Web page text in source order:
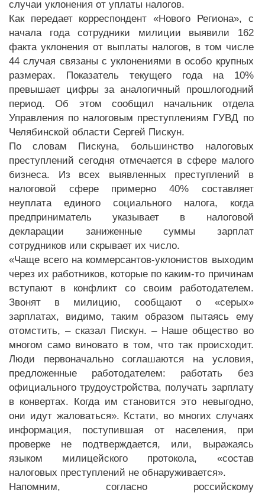
случаи уклонения от уплаты налогов.
Как передает корреспондент «Нового Региона», с
начала года сотрудники милиции выявили 162
факта уклонения от выплаты налогов, в том числе
44 случая связаны с уклонениями в особо крупных
размерах. Показатель текущего года на 10%
превышает цифры за аналогичный прошлогодний
период. Об этом сообщил начальник отдела
Управления по налоговым преступлениям ГУВД по
Челябинской области Сергей Пискун.
По словам Пискуна, большинство налоговых
преступлений сегодня отмечается в сфере малого
бизнеса. Из всех выявленных преступлений в
налоговой сфере примерно 40% составляет
неуплата единого социального налога, когда
предприниматель указывает в налоговой
декларации заниженные суммы зарплат
сотрудников или скрывает их число.
«Чаще всего на коммерсантов-уклонистов выходим
через их работников, которые по каким-то причинам
вступают в конфликт со своим работодателем.
Звонят в милицию, сообщают о «серых»
зарплатах, видимо, таким образом пытаясь ему
отомстить, – сказал Пискун. – Наше общество во
многом само виновато в том, что так происходит.
Люди первоначально соглашаются на условия,
предложенные работодателем: работать без
официального трудоустройства, получать зарплату
в конвертах. Когда им становится это невыгодно,
они идут жаловаться». Кстати, во многих случаях
информация, поступившая от населения, при
проверке не подтверждается, или, выражаясь
языком милицейского протокола, «состав
налоговых преступлений не обнаруживается».
Напомним, согласно российскому